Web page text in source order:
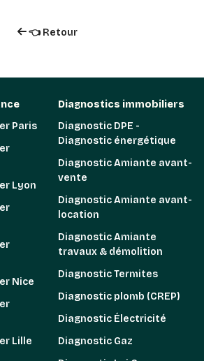
👈 Retour
Paris
Lyon
Nice
Lille
Diagnostics immobiliers
Diagnostic DPE -
Diagnostic énergétique
Diagnostic Amiante avant-
vente
Diagnostic Amiante avant-
location
Diagnostic Amiante
travaux & démolition
Diagnostic Termites
Diagnostic plomb (CREP)
Diagnostic Électricité
Diagnostic Gaz